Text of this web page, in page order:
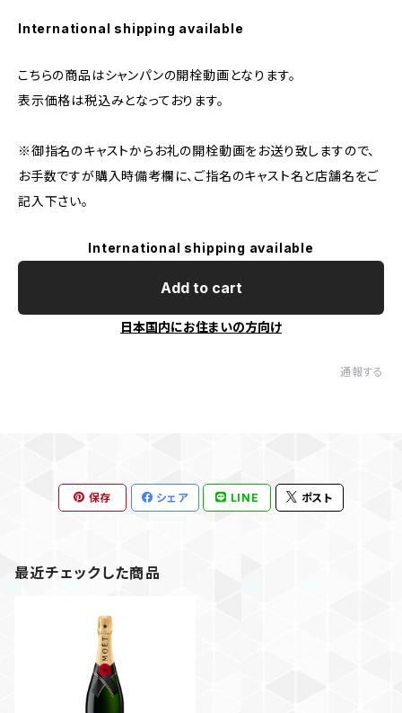
International shipping available
こちらの商品はシャンパンの開栓動画となります。
表示価格は税込みとなっております。
※御指名のキャストからお礼の開栓動画をお送り致しますので、
お手数ですが購入時備考欄に、ご指名のキャスト名と店舗名をご
記入下さい。
International shipping available
Add to cart
日本国内にお住まいの方向け
通報する
保存 シェア LINE ポスト
最近チェックした商品